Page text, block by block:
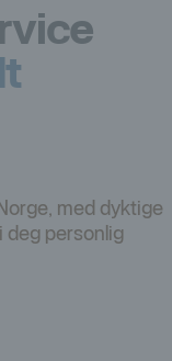
med dyktige
deg personlig